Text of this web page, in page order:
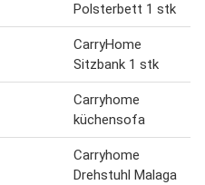
Polsterbett 1 stk
CarryHome
Sitzbank 1 stk
Carryhome
küchensofa
Carryhome
Drehstuhl Malaga